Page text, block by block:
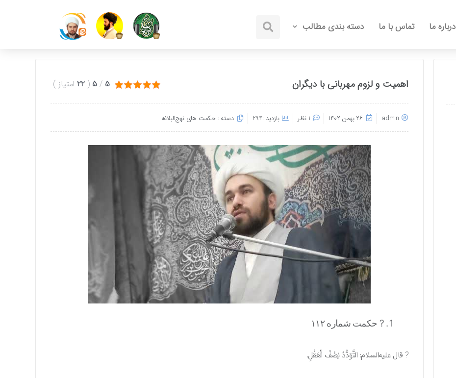
درباره ما تماس با ما دسته بندی مطالب
اهمیت و لزوم مهربانی با دیگران 5
/
5
(
22 امتیاز )
admin ۲۶ بهمن ۱۴۰۲ 1 نظر بازدید :294 دسته : حکمت های نهج‌البلاغه
? حکمت شماره ۱۱۲
? قال عليه‌السلام: التَّوَدُّدُ نِصْفُ الْعَقْلِ.